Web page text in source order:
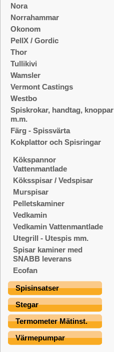
Nora
Norrahammar
Okonom
PellX / Gordic
Thor
Tullikivi
Wamsler
Vermont Castings
Westbo
Spiskrokar, handtag, knoppar
m.m.
Färg - Spissvärta
Kokplattor och Spisringar
Kökspannor
Vattenmantlade
Köksspisar / Vedspisar
Murspisar
Pelletskaminer
Vedkamin
Vedkamin Vattenmantlade
Utegrill - Utespis mm.
Spisar kaminer med
SNABB leverans
Ecofan
Spisinsatser
Stegar
Termometer Mätinst.
Värmepumpar